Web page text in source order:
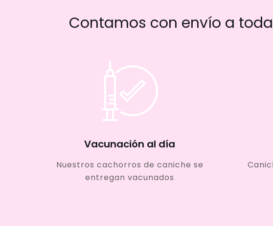
Contamos con envío a
Vacunación al día
Nuestros cachorros de caniche se
entregan vacunados